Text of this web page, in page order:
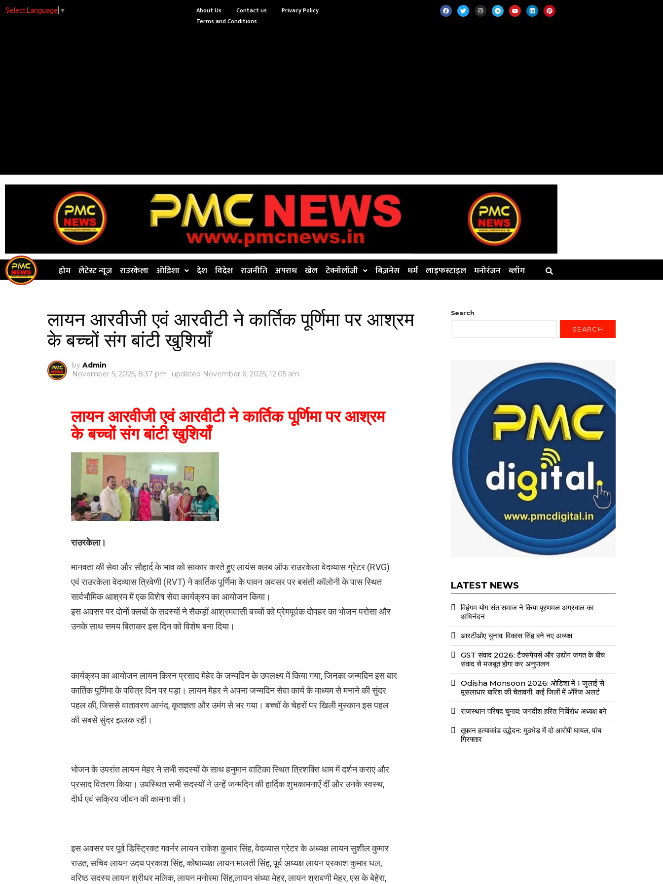
Select Language ▼ About Us Contact us
Privacy Policy
Terms and Conditions
होम लेटेस्ट न्यूज राउरकेला ओडिशा देश विदेश राजनीति अपराध खेल टेक्नॉलॉजी बिज़नेस धर्म लाइफस्टाइल मनोरंजन ब्लॉग
लायन आरवीजी एवं आरवीटी ने कार्तिक पूर्णिमा पर आश्रम
के बच्चों संग बांटी खुशियाँ
by Admin
November 5, 2025, 8:37 pm
updated November 6, 2025, 12:05 am
लायन आरवीजी एवं आरवीटी ने कार्तिक पूर्णिमा पर आश्रम
के बच्चों संग बांटी खुशियाँ
राउरकेला।
मानवता की सेवा और सौहार्द के भाव को साकार करते हुए लायंस क्लब ऑफ राउरकेला वेदव्यास ग्रेटर (RVG)
एवं राउरकेला वेदव्यास त्रिवेणी (RVT) ने कार्तिक पूर्णिमा के पावन अवसर पर बसंती कॉलोनी के पास स्थित
सार्वभौमिक आश्रम में एक विशेष सेवा कार्यक्रम का आयोजन किया।
इस अवसर पर दोनों क्लबों के सदस्यों ने सैकड़ों आश्रमवासी बच्चों को प्रेमपूर्वक दोपहर का भोजन परोसा और
उनके साथ समय बिताकर इस दिन को विशेष बना दिया।
कार्यक्रम का आयोजन लायन किरन प्रसाद मेहेर के जन्मदिन के उपलक्ष्य में किया गया, जिनका जन्मदिन इस बार
कार्तिक पूर्णिमा के पवित्र दिन पर पड़ा। लायन मेहर ने अपना जन्मदिन सेवा कार्य के माध्यम से मनाने की सुंदर
पहल की, जिससे वातावरण आनंद, कृतज्ञता और उमंग से भर गया। बच्चों के चेहरों पर खिली मुस्कान इस पहल
की सबसे सुंदर झलक रही।
भोजन के उपरांत लायन मेहर ने सभी सदस्यों के साथ हनुमान वाटिका स्थित त्रिशक्ति धाम में दर्शन कराए और
प्रसाद वितरण किया। उपस्थित सभी सदस्यों ने उन्हें जन्मदिन की हार्दिक शुभकामनाएँ दीं और उनके स्वस्थ,
दीर्घ एवं सक्रिय जीवन की कामना की।
इस अवसर पर पूर्व डिस्ट्रिक्ट गवर्नर लायन राकेश कुमार सिंह, वेदव्यास ग्रेटर के अध्यक्ष लायन सुशील कुमार
राउत, सचिव लायन उदय प्रकाश सिंह, कोषाध्यक्ष लायन मालती सिंह, पूर्व अध्यक्ष लायन प्रकाश कुमार धल,
वरिष्ठ सदस्य लायन श्रीधर मलिक, लायन मनोरमा सिंह,लायन संध्या मेहर, लायन श्रावणी मेहर, एस के बेहेरा,
Search
SEARCH
LATEST NEWS
विहंगम योग संत समाज ने किया पूरणमल अग्रवाल का
अभिनंदन
आरटीओए चुनाव: विकास सिंह बने नए अध्यक्ष
GST संवाद 2026: टैक्सपेयर्स और उद्योग जगत के बीच
संवाद से मजबूत होगा कर अनुपालन
Odisha Monsoon 2026: ओडिशा में 1 जुलाई से
मूसलाधार बारिश की चेतावनी, कई जिलों में ऑरेंज अलर्ट
राजस्थान परिषद चुनाव: जगदीश हरित निर्विरोध अध्यक्ष बने
तूफान हत्याकांड उद्भेदन: मुठभेड़ में दो आरोपी घायल, पांच
गिरफ्तार